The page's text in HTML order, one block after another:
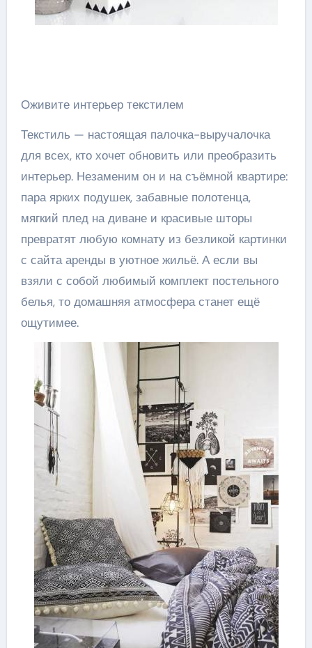
Оживите интерьер текстилем
Текстиль — настоящая палочка-выручалочка
для всех, кто хочет обновить или преобразить
интерьер. Незаменим он и на съёмной квартире:
пара ярких подушек, забавные полотенца,
мягкий плед на диване и красивые шторы
превратят любую комнату из безликой картинки
с сайта аренды в уютное жильё. А если вы
взяли с собой любимый комплект постельного
белья, то домашняя атмосфера станет ещё
ощутимее.